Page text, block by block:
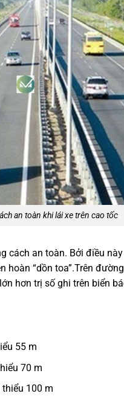
an toàn khi lái xe trên cao tốc
an toàn. Bởi điều
“dồn toa”.Trên
hơn trị số ghi trên biển
55 m
70 m
100 m